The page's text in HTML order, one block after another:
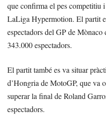
que confirma el pes competitiu
LaLiga Hypermotion. El partit
espectadors del GP de
343.000 espectadors.
El partit també es va situar
d’Hongria de MotoGP, que va
superar la final de Roland
espectadors.